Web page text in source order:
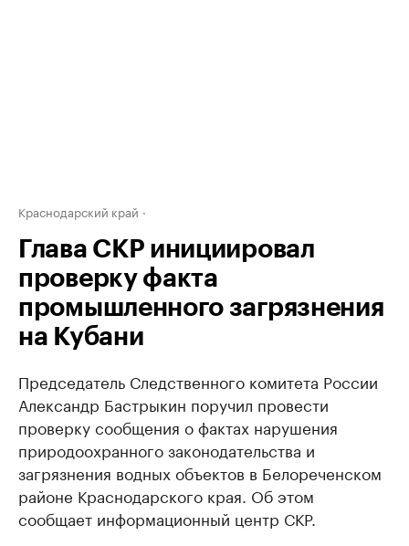
Краснодарский край
Глава СКР инициировал
проверку факта
промышленного загрязнения
на Кубани
Председатель Следственного комитета России
Александр Бастрыкин поручил провести
проверку сообщения о фактах нарушения
природоохранного законодательства и
загрязнения водных объектов в Белореченском
районе Краснодарского края. Об этом
сообщает информационный центр СКР.